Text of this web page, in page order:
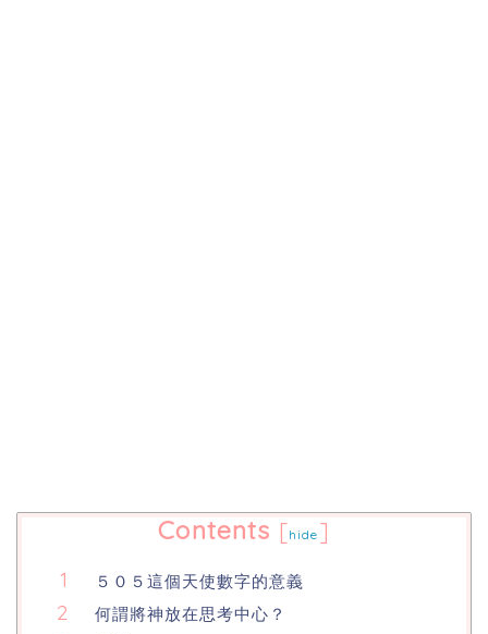
Contents [hide ]
５０５這個天使數字的意義
何謂將神放在思考中心？